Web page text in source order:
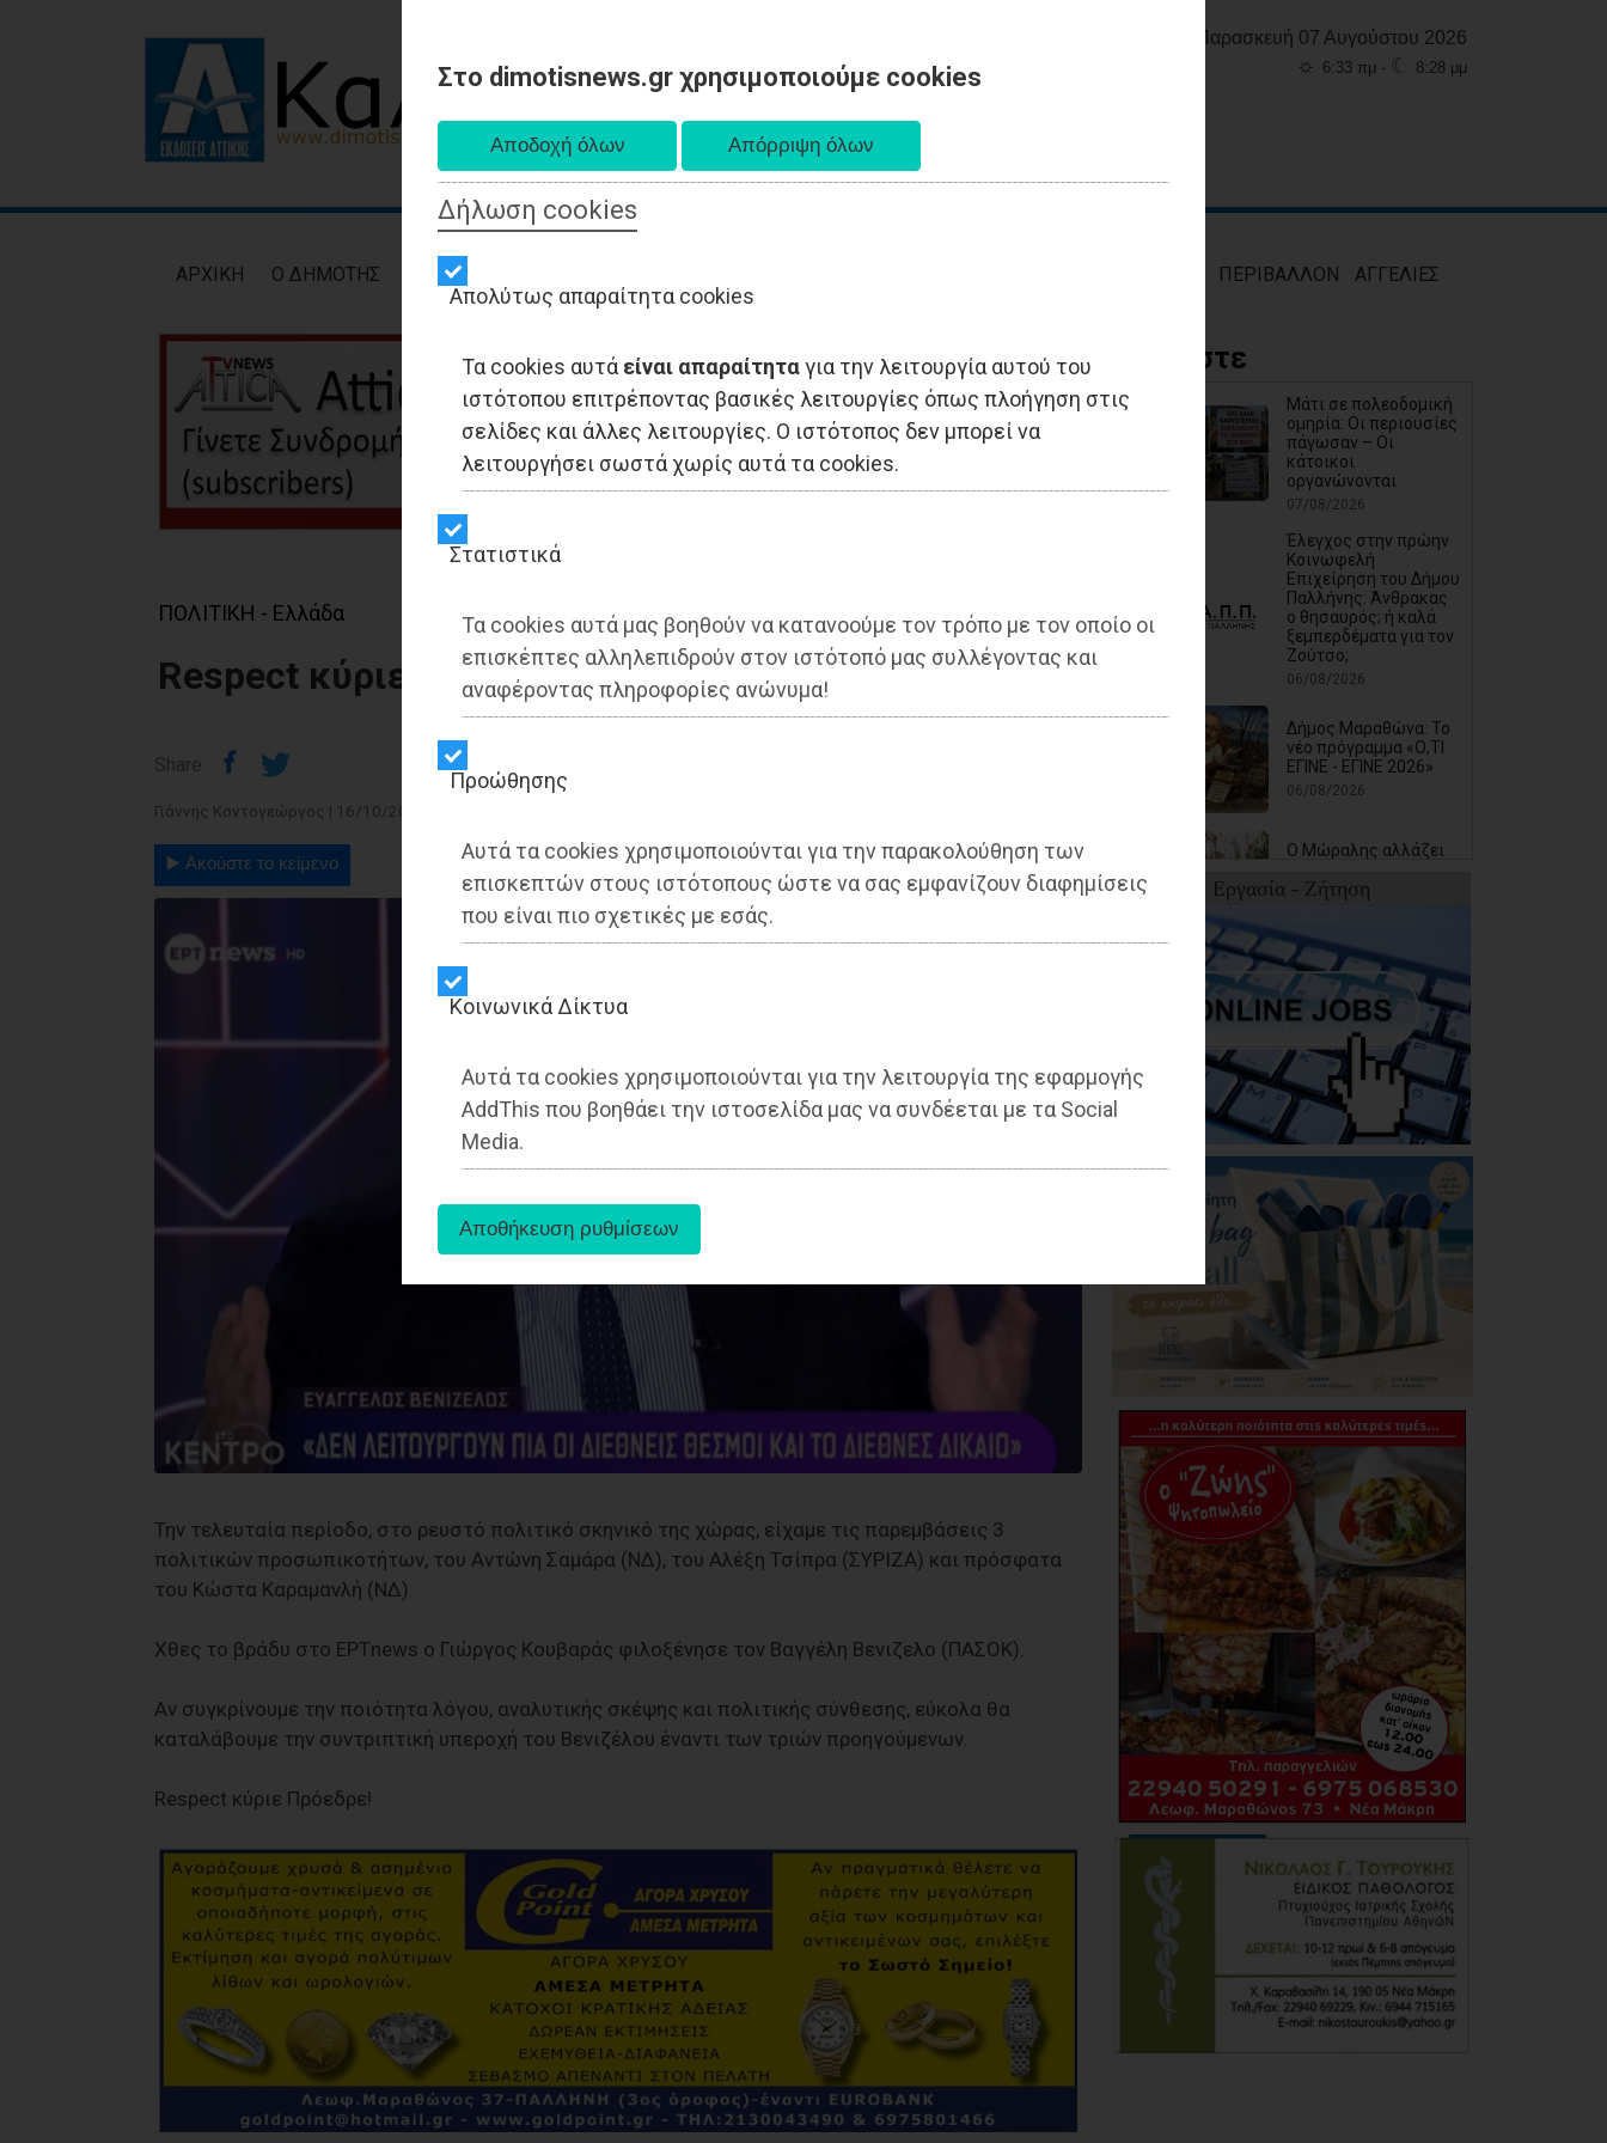
Στο dimotisnews.gr χρησιμοποιούμε cookies
Δήλωση cookies
Απολύτως απαραίτητα cookies
Τα cookies αυτά είναι απαραίτηταγια την λειτουργία αυτού του
ιστότοπου επιτρέποντας βασικές λειτουργίες όπως πλοήγηση στις
σελίδες και άλλες λειτουργίες. Ο ιστότοπος δεν μπορεί να
λειτουργήσει σωστά χωρίς αυτά τα cookies.
Στατιστικά
Τα cookies αυτά μας βοηθούν να κατανοούμε τον τρόπο με τον οποίο οι
επισκέπτες αλληλεπιδρούν στον ιστότοπό μας συλλέγοντας και
αναφέροντας πληροφορίες ανώνυμα!
Προώθησης
Αυτά τα cookies χρησιμοποιούνται για την παρακολούθηση των
επισκεπτών στους ιστότοπους ώστε να σας εμφανίζουν διαφημίσεις
που είναι πιο σχετικές με εσάς.
Kοινωνικά Δίκτυα
Αυτά τα cookies χρησιμοποιούνται για την λειτουργία της εφαρμογής
AddThis που βοηθάει την ιστοσελίδα μας να συνδέεται με τα Social
Media.
Παρασκευή 07 Αυγούστου 2026
☼ 6:33 πμ - ☾ 8:28 μμ
AΡXIKH Ο ΔΗΜΟΤΗΣ ΕΙΔΗΣΕΙΣ ΠΕΡΙΒΑΛΛΟΝ ΑΓΓΕΛΙΕΣ
ΠΟΛΙΤΙΚΗ - Ελλάδα
Respect κύριε Πρόεδρε!
Share:
Γιάννης Κοντογεώργος | 16/10/2025 - 11:46
▶️ Ακούστε το κείμενο
Την τελευταία περίοδο, στο ρευστό πολιτικό σκηνικό της χώρας, είχαμε τις παρεμβάσεις 3
πολιτικών προσωπικοτήτων, του Αντώνη Σαμάρα (NΔ), του Αλέξη Τσίπρα (ΣΥΡΙΖΑ) και πρόσφατα
του Κώστα Καραμανλή (ΝΔ).
Χθες το βράδυ στο ΕΡΤnews ο Γιώργος Κουβαράς φιλοξένησε τον Βαγγέλη Βενιζελο (ΠΑΣΟΚ).
Αν συγκρίνουμε την ποιότητα λόγου, αναλυτικής σκέψης και πολιτικής σύνθεσης, εύκολα θα
καταλάβουμε την συντριπτική υπεροχή του Βενιζέλου έναντι των τριών προηγούμενων.
Respect κύριε Πρόεδρε!
Διαβάστε
Μάτι σε πολεοδομική
ομηρία: Οι περιουσίες
πάγωσαν – Οι
κάτοικοι
οργανώνονται
07/08/2026
Έλεγχος στην πρώην
Κοινωφελή
Επιχείρηση του Δήμου
Παλλήνης: Άνθρακας
ο θησαυρός; ή καλά
ξεμπερδέματα για τον
Ζούτσο;
06/08/2026
Δήμος Μαραθώνα: Το
νέο πρόγραμμα «Ο,ΤΙ
ΕΓΙΝΕ - ΕΓΙΝΕ 2026»
06/08/2026
Ο Μώραλης αλλάζει
Πειραιά
Οι μηνύσεις που
φέρνουν σε δύσκολη
θέση αιρετό των
νοτίων προαστίων
06/08/2026
Τίγκα στα ξερά χόρτα
ο Διόνυσος, «άφαντη»
η Δημοτική Αρχή
06/08/2026
Η Novibet «ψηφίζει»
πρωθυπουργό: Το
ακλόνητο φαβορί, η
επιστροφή και το
αουτσάιντερ των
Προσφυγή της
Δήμου Παλλήνης στην
Αποκεντρωμένη
Διοίκηση για τον
Αβαρκιώτη
06/08/2026
Δήμος Μαραθώνα: Το
νέο πρόγραμμα «ΔΕΝ
ΤΟ ΕΙΔΑΜΕ 2026»
06/08/2026
Με μεγαλοπρέπεια η
λιτάνευση της
εικόνας της
Μεταμόρφωσης του
Σωτήρος στη Ζωφριά
(photos+videos)
06/08/2026
Καλοκαιριού: Ο Πάνος
Μουζουράκης στο
Marathon Village - Την
Πέμπτη 27 Αυγούστου
06/08/2026
Δήμος Αθηναίων:
Απομάκρυνση 240
τραπεζοκαθισμάτων
Εργασία - Ζήτηση